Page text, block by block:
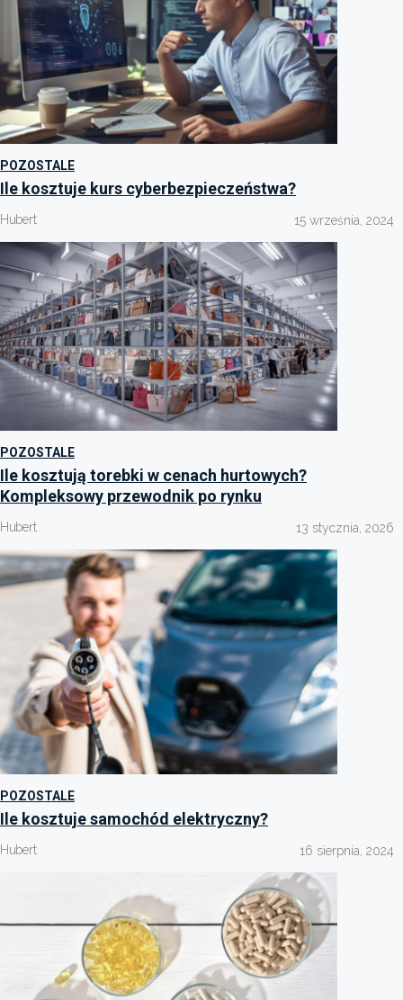
POZOSTALE
Ile kosztuje kurs cyberbezpieczeństwa?
Hubert 15 września, 2024
POZOSTALE
Ile kosztują torebki w cenach hurtowych?
Kompleksowy przewodnik po rynku
Hubert 13 stycznia, 2026
POZOSTALE
Ile kosztuje samochód elektryczny?
Hubert 16 sierpnia, 2024